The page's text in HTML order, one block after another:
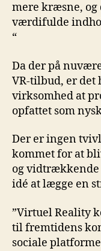
mere kræsne,
værdifulde
“
Da der på
VR-tilbud, er det
virksomhed at
opfattet som
Der er ingen
kommet for at
og vidtrækkende
idé at lægge en
”Virtuel Reality
til fremtidens
sociale